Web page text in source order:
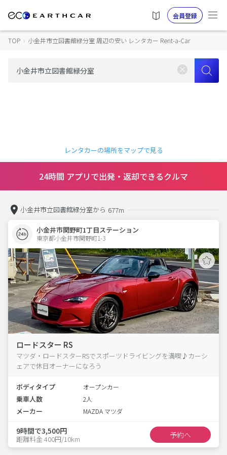
会員登録
TOP › 小金井市立図書館緑分室 周辺の安い レンタカー Rent-a-Car
レンタカーの場所をマップで見る
24時間 アプリで出発・返却できるクルマ
小金井市立図書館緑分室から 677m
小金井市関野町1丁目ステーション
東京都小金井市関野町1-3
ロードスター RS
マツダ・ロードスターRSでスポーツドライビングを満喫♪カーシ
ェアで休日オーナーになろう
ボディタイプ オープンカー
乗車人数 2人
メーカー MAZDA マツダ
9時間で3,500円
距離料金 400円/10km 予約へ